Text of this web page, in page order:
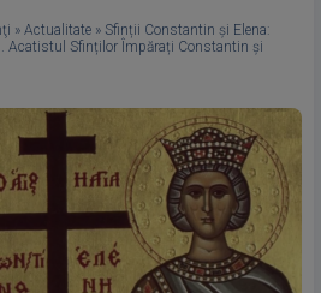
» Actualitate » Sfinții Constantin și Elena:
Acatistul Sfinților Împărați Constantin și